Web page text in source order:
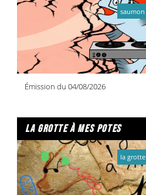
Émission du 04/08/2026
la grotte à mes potes
la